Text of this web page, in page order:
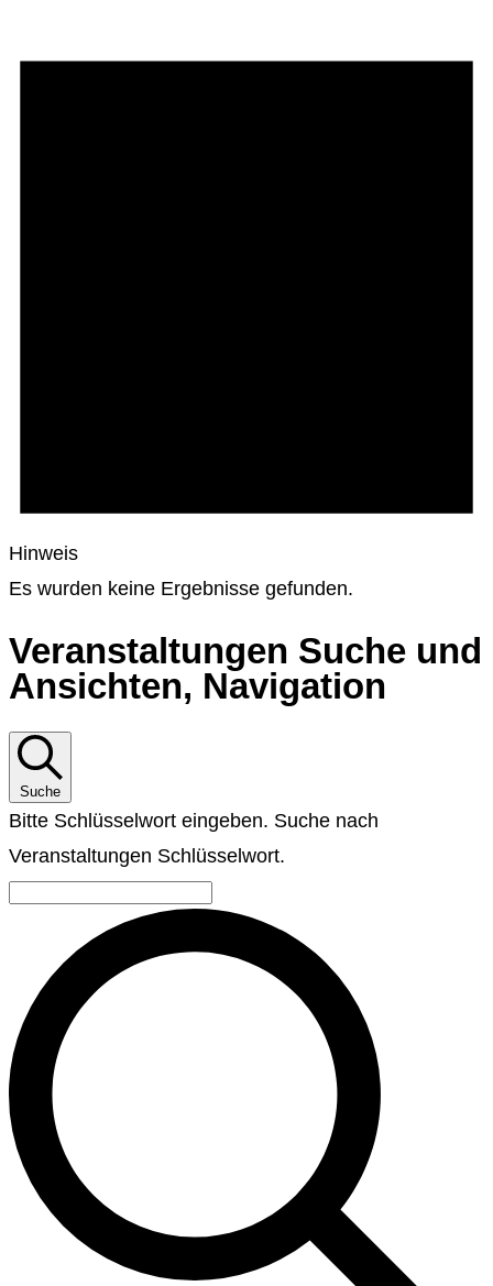
Hinweis
Es wurden keine Ergebnisse gefunden.
Veranstaltungen Suche und
Ansichten, Navigation
Suche
Bitte Schlüsselwort eingeben. Suche nach
Veranstaltungen Schlüsselwort.